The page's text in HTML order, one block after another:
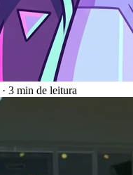
· 3 min de leitura